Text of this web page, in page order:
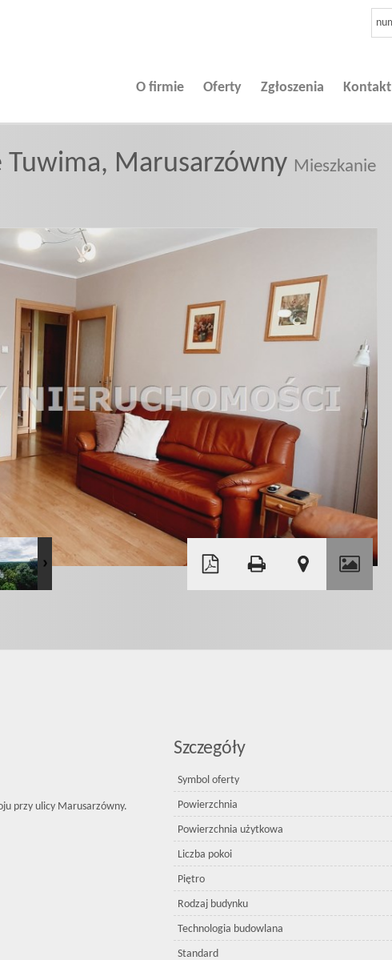
O firmie Oferty Zgłoszenia Kontakt
Tuwima, Marusarzówny Mieszkanie
©OpenStreetMap contributors
przy ulicy Marusarzówny.
Szczegóły
Symbol oferty
Powierzchnia
Powierzchnia użytkowa
Liczba pokoi
Piętro
Rodzaj budynku
Technologia budowlana
Standard